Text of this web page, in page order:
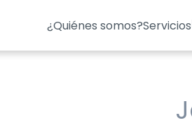
¿Quiénes somos?Servicios